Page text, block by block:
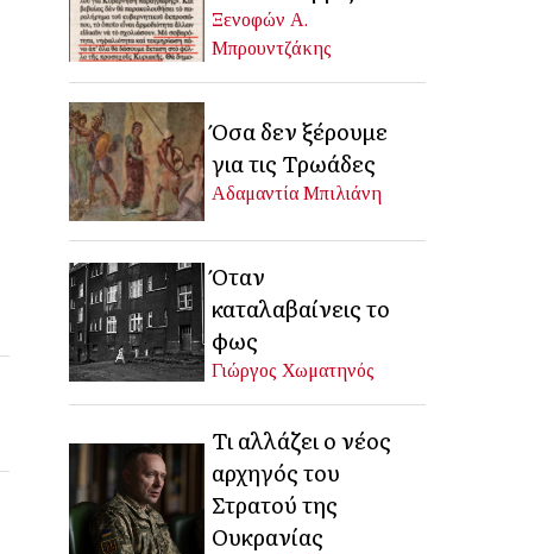
Ξενοφών Α.
Μπρουντζάκης
Όσα δεν ξέρουμε
για τις Τρωάδες
Αδαμαντία Μπιλιάνη
Όταν
καταλαβαίνεις το
φως
Γιώργος Χωματηνός
Τι αλλάζει ο νέος
αρχηγός του
Στρατού της
Ουκρανίας